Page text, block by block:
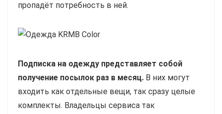
пропадёт потребность в ней.
Подписка на одежду представляет собой
получение посылок раз в месяц. В них могут
входить как отдельные вещи, так сразу целые
комплекты. Владельцы сервиса так